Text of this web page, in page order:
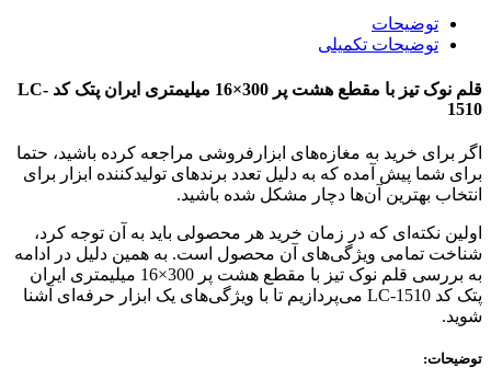
توضیحات
توضیحات تکمیلی
قلم نوک تیز با مقطع هشت پر 300×16 میلیمتری ایران پتک کد LC-
1510
اگر برای خرید به مغازه‌های ابزارفروشی مراجعه کرده باشید، حتما
برای شما پیش آمده که به دلیل تعدد برندهای تولیدکننده ابزار برای
انتخاب بهترین آن‌ها دچار مشکل شده باشید.
اولین نکته‌ای که در زمان خرید هر محصولی باید به آن توجه کرد،
شناخت تمامی ویژگی‌های آن محصول است. به همین دلیل در ادامه
به بررسی قلم نوک تیز با مقطع هشت پر 300×16 میلیمتری ایران
پتک کد LC-1510 می‌پردازیم تا با ویژگی‌های یک ابزار حرفه‌ای آشنا
شوید.
توضیحات: